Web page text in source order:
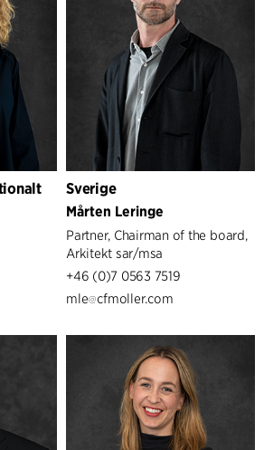
Sverige
Mårten Leringe
Partner, Chairman of the board,
Arkitekt sar/msa
+46 (0)7 0563 7519
mle
cfmoller.com